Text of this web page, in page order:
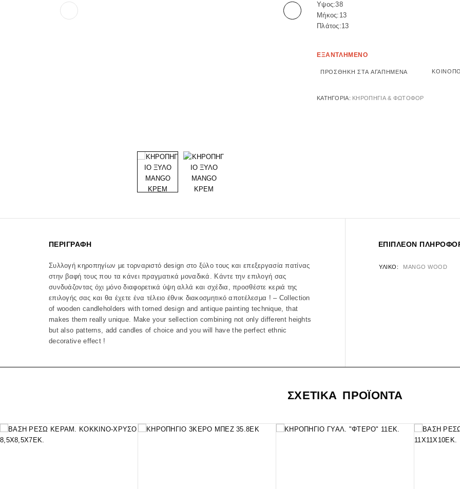
Προηγούμενο Επόμενο
Υψος:38
Μήκος:13
Πλάτος:13
ΕΞΑΝΤΛΗΜΕΝΟ
ΠΡΟΣΘΉΚΗ ΣΤΑ ΑΓΑΠΗΜΈΝΑ
ΚΑΤΗΓΟΡΊΑ: ΚΗΡΟΠΗΓΙΑ & ΦΩΤΟΦΟΡ
ΠΕΡΙΓΡΑΦΉ
Συλλογή κηροπηγίων με τορναριστό design στο ξύλο τους και επεξεργασία πατίνας
στην βαφή τους που τα κάνει πραγματικά μοναδικά. Κάντε την επιλογή σας
συνδυάζοντας όχι μόνο διαφορετικά ύψη αλλά και σχέδια, προσθέστε κεριά της
επιλογής σας και θα έχετε ένα τέλειο έθνικ διακοσμητικό αποτέλεσμα ! – Collection
of wooden candleholders with torned design and antique painting technique, that
makes them really unique. Make your sellection combining not only different heights
but also patterns, add candles of choice and you will have the perfect ethnic
decorative effect !
ΕΠΙΠΛΈΟΝ
ΥΛΙΚΌ MANGO WOOD
ΣΧΕΤΙΚΑ ΠΡΟΪΟΝΤΑ